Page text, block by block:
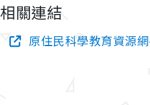
相關連結
原住民科學教育資源